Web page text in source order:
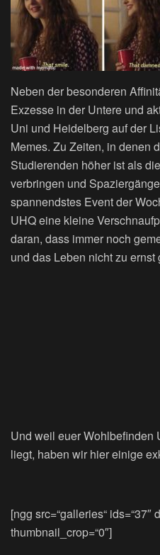
Neben der besonderen
Exzesse in der Untere und
Uni und Heidelberg auf der
Memes. Zu Zeiten, in denen
Studierenden höher ist als
verbringen und
spannendstes Event der
UHQ eine kleine
daran, dass immer noch
und das Leben nicht zu
Und weil euer Wohlbefinden
liegt, haben wir hier einige
[ngg src=“galleries“
thumbnail_crop=“0″]